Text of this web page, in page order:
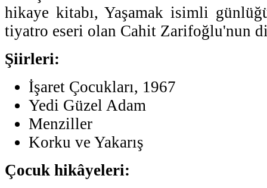
hikaye kitabı, Yaşamak isimli
tiyatro eseri olan Cahit Zarifoğlu'nun
Şiirleri:
İşaret Çocukları, 1967
Yedi Güzel Adam
Menziller
Korku ve Yakarış
Çocuk hikâyeleri: